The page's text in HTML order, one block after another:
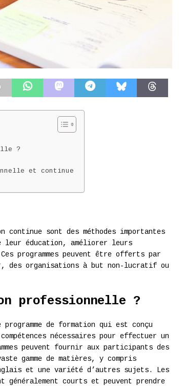
?
et continue
sont des méthodes importantes
leur éducation, améliorer leurs
programmes peuvent être offerts par
des organisations à but non-lucratif ou
professionnelle ?
de formation qui est conçu
nécessaires pour effectuer un
peuvent fournir aux participants des
gamme de matières, y compris
et une variété d’autres sujets. Les
généralement courts et peuvent prendre